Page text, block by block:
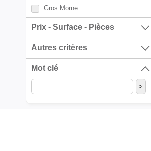
Gros Morne
Le Carbet
Le Diamant
Le François
Le Lorrain
Prix - Surface - Pièces
Autres critères
Mot clé